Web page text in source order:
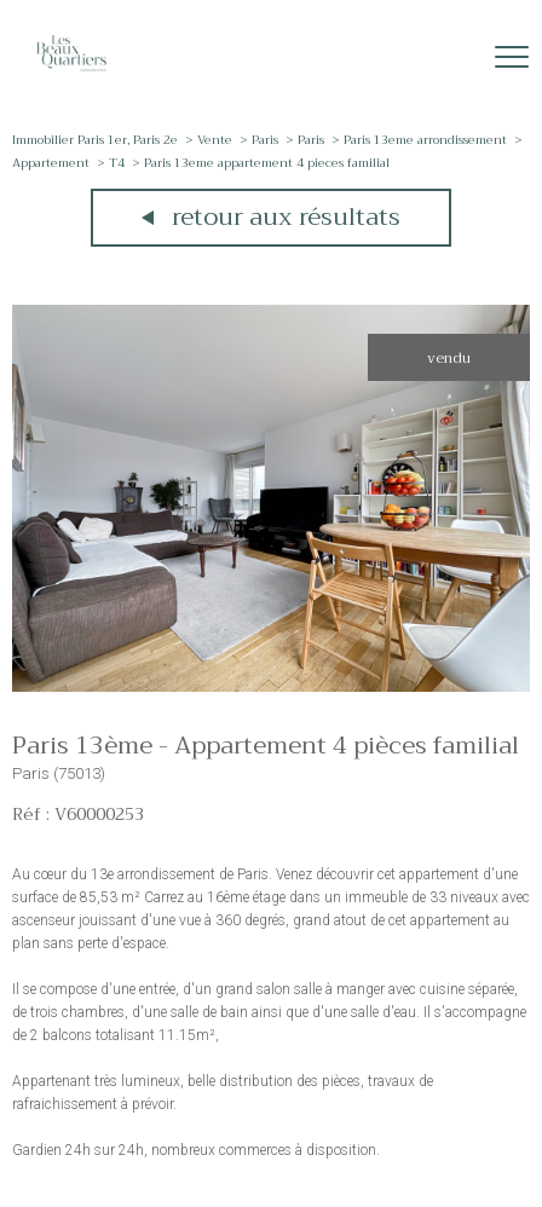
Immobilier Paris 1er, Paris 2e Vente Paris Paris
Paris 13eme arrondissement
Appartement
T4 Paris 13eme appartement 4 pieces familial
retour aux résultats
vendu
Paris 13ème - Appartement 4 pièces familial
Paris (75013)
Réf : V60000253
Au cœur du 13e arrondissement de Paris. Venez découvrir cet appartement d'une
surface de 85,53 m² Carrez au 16ème étage dans un immeuble de 33 niveaux avec
ascenseur jouissant d'une vue à 360 degrés, grand atout de cet appartement au
plan sans perte d'espace.
Il se compose d'une entrée, d'un grand salon salle à manger avec cuisine séparée,
de trois chambres, d'une salle de bain ainsi que d'une salle d'eau. Il s'accompagne
de 2 balcons totalisant 11.15m²,
Appartenant très lumineux, belle distribution des pièces, travaux de
rafraichissement à prévoir.
Gardien 24h sur 24h, nombreux commerces à disposition.